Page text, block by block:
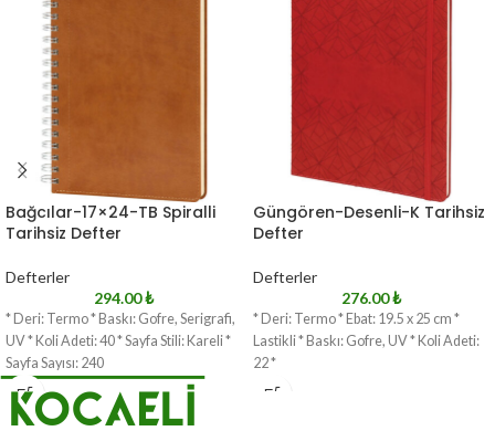
Bağcılar-17×24-TB Spiralli
Tarihsiz Defter
Defterler
294.00₺
* Deri: Termo * Baskı: Gofre, Serigrafi,
UV * Koli Adeti: 40 * Sayfa Stili: Kareli *
Sayfa Sayısı: 240
Güngören-Desenli-K Tarihsiz
Defter
Defterler
276.00₺
* Deri: Termo * Ebat: 19.5 x 25 cm *
Lastikli * Baskı: Gofre, UV * Koli Adeti:
22 *